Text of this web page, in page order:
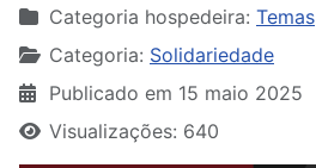
Categoria hospedeira: Temas
Categoria: Solidariedade
Publicado em 15 maio 2025
Visualizações: 640